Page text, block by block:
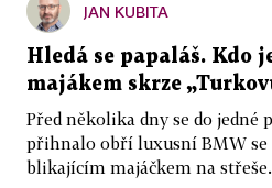
JAN KUBITA
Hledá se papaláš. Kdo
majákem skrze
Před několika dny se do jedné
přihnalo obří luxusní BMW se
blikajícím majáčkem na